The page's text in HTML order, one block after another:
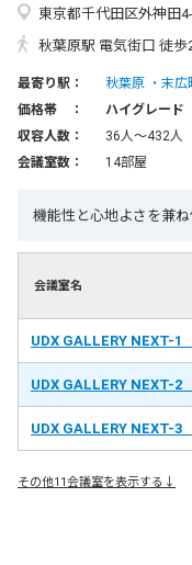
東京都千代田区外神田
秋葉原駅 電気街口 徒歩
最寄り駅： 秋葉原 末広
価格帯 ：
ハイグレード
収容人数：
36人〜432人
会議室数：
14部屋
機能性と心地よさを兼
会議室名
UDX GALLERY NEXT-
UDX GALLERY NEXT-
UDX GALLERY NEXT-
その他11会議室を表示する↓